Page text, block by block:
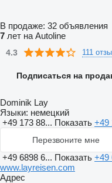
В продаже: 32 объявления
7 лет на Autoline
4.3 111
Подписаться на
Dominik Lay
Языки: немецкий
+49 173 88... Показать +49
Перезвоните мне
+49 6898 6... Показать +49
www.layreisen.com
Адрес